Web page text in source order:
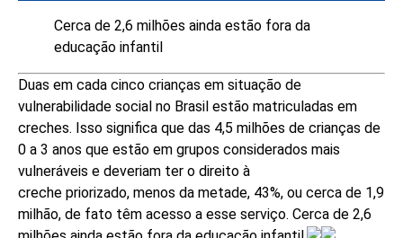
Cerca de 2,6 milhões ainda estão fora da
educação infantil
Duas em cada cinco crianças em situação de
vulnerabilidade social no Brasil estão matriculadas em
creches. Isso significa que das 4,5 milhões de crianças de
0 a 3 anos que estão em grupos considerados mais
vulneráveis e deveriam ter o direito à
creche priorizado, menos da metade, 43%, ou cerca de 1,9
milhão, de fato têm acesso a esse serviço. Cerca de 2,6